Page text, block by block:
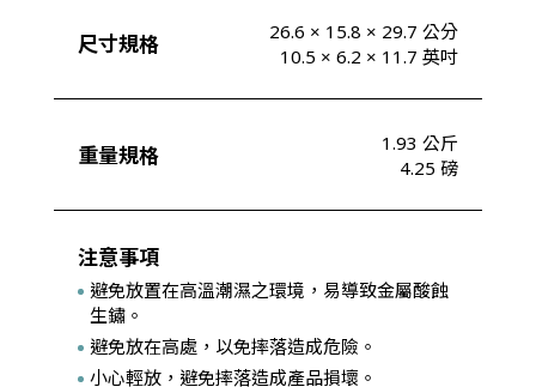
尺寸規格
26.6 × 15.8 × 29.7 公分
10.5 × 6.2 × 11.7 英吋
重量規格
1.93 公斤
4.25 磅
注意事項
避免放置在高溫潮濕之環境，易導致金屬酸蝕
生鏽。
避免放在高處，以免摔落造成危險。
小心輕放，避免摔落造成產品損壞。